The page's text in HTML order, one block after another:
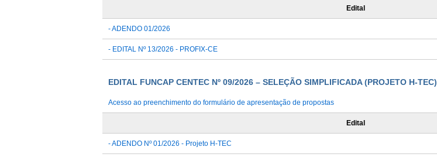
Edital
- ADENDO 01/2026
- EDITAL Nº 13/2026 - PROFIX-CE
EDITAL FUNCAP CENTEC Nº 09/2026 – SELEÇÃO SIMPLIFICADA (PROJETO H-TEC)
Acesso ao preenchimento do formulário de apresentação de propostas
Edital
- ADENDO Nº 01/2026 - Projeto H-TEC